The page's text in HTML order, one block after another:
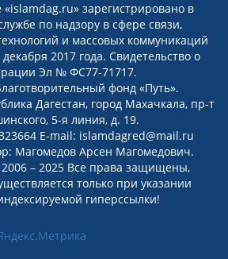
«islamdag.ru» зарегистрировано в
по надзору в сфере связи,
и массовых коммуникаций
2017 года. Свидетельство о
Эл № ФС77-71717.
фонд «Путь».
Дагестан, город Махачкала, пр-т
5-я линия, д. 19.
E-mail: islamdagred@mail.ru
Магомедов Арсен Магомедович.
2006 – 2025 Все права защищены,
только при указании
гиперссылки!